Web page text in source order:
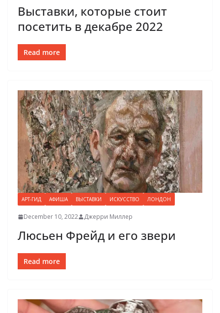
Выставки, которые стоит
посетить в декабре 2022
Read more
АРТ-ГИД АФИША ВЫСТАВКИ ИСКУССТВО ЛОНДОН
December 10, 2022 Джерри Миллер
Люсьен Фрейд и его звери
Read more